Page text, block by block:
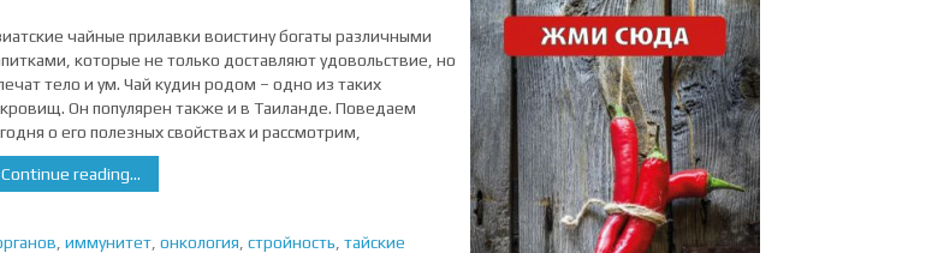
чайные прилавки воистину богаты различными
которые не только доставляют удовольствие, но
тело и ум. Чай кудин родом – одно из таких
Он популярен также и в Таиланде. Поведаем
о его полезных свойствах и рассмотрим,
Continue reading...
иммунитет, онкология стройность тайские